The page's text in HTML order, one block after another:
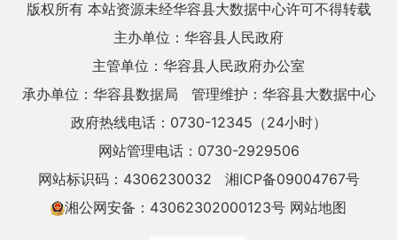
版权所有 本站资源未经华容县大数据中心许可不得转载
主办单位：华容县人民政府
主管单位：华容县人民政府办公室
承办单位：华容县数据局
管理维护：华容县大数据中心
政府热线电话：0730-12345（24小时）
网站管理电话：0730-2929506
网站标识码：4306230032
湘ICP备09004767号
湘公网安备：43062302000123号 网站地图